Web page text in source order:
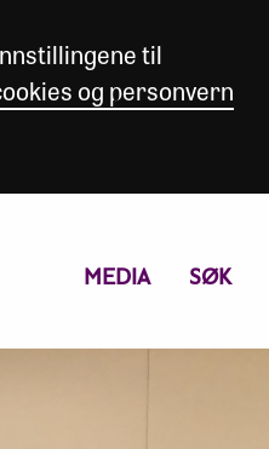
til
og personvern
MEDIA SØK